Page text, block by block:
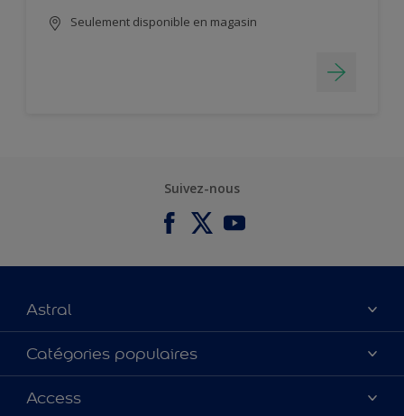
Seulement disponible en magasin
Suivez-nous
Astral
À propos de nous
Contactez-nous
Plan du site
Catégories populaires
Couleurs
Access